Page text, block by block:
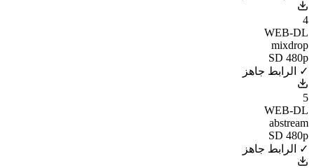
4
WEB-DL
mixdrop
SD 480p
✓ الرابط جاهز
5
WEB-DL
abstream
SD 480p
✓ الرابط جاهز